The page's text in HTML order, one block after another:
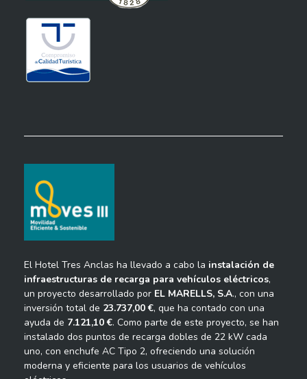
El Hotel Tres Anclas ha llevado a cabo la instalación de
infraestructuras de recarga para vehículos eléctricos,
un proyecto desarrollado por EL MARELLS, S.A., con una
inversión total de 23.737,00 €, que ha contado con una
ayuda de 7.121,10 €. Como parte de este proyecto, se han
instalado dos puntos de recarga dobles de 22 kW cada
uno, con enchufe AC Tipo 2, ofreciendo una solución
moderna y eficiente para los usuarios de vehículos